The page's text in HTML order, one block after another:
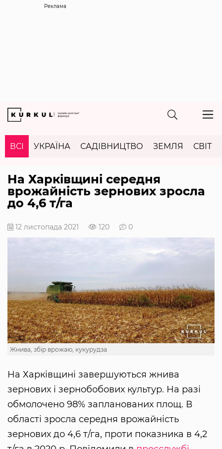
Реклама
ВСІ УКРАЇНА САДІВНИЦТВО ЗЕМЛЯ СВІТ
На Харківщині середня
врожайність зернових зросла
до 4,6 т/га
12 листопада 2021 120 0
Жнива, збір врожаю, кукурудза
На Харківщині завершуються жнива
зернових і зернобобових культур. На разі
обмолочено 98% запланованих площ. В
області зросла середня врожайність
зернових до 4,6 т/га, проти показника в 4,2